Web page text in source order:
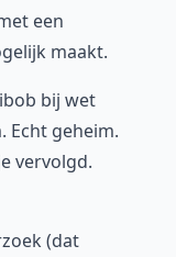
een
maakt.
bij wet
Echt geheim.
vervolgd.
(dat